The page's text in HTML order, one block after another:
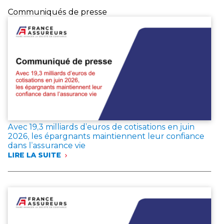
Communiqués de presse
Avec 19,3 milliards d’euros de cotisations en juin
2026, les épargnants maintiennent leur confiance
dans l’assurance vie
LIRE LA SUITE
:
COTISATIONS